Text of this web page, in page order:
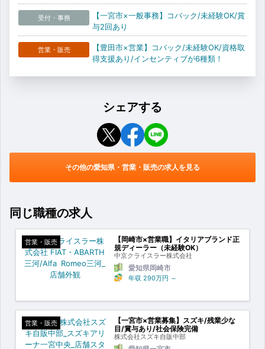
受付・事務
【一宮市×一般事務】コバック/未経験OK/賞
与2回あり
営業・販売
【豊田市×営業】コバック/未経験OK/資格取
得支援あり/インセンティブが6種類！
シェアする
その他の愛知県・営業・販売の求人を見る
同じ職種の求人
営業・販売
【岡崎市×営業職】イタリアブランド正
規ディーラー（未経験OK）
中京クライスラー株式会社
愛知県岡崎市
年収 290万円 ～
営業・販売
【一宮市×営業募集】スズキ/残業少な
目/賞与あり/社会保険完備
株式会社スズキ自販中部